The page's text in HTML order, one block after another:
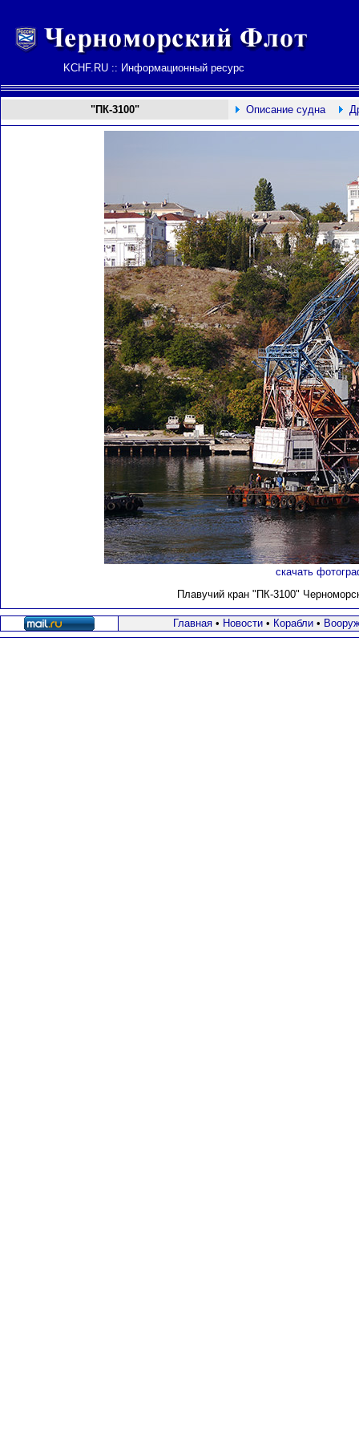
KCHF.RU :: Информационный ресурс
"ПК-3100" Описание судна
скачать
Плавучий кран "ПК-3100"
Главная• Новости• Корабли•